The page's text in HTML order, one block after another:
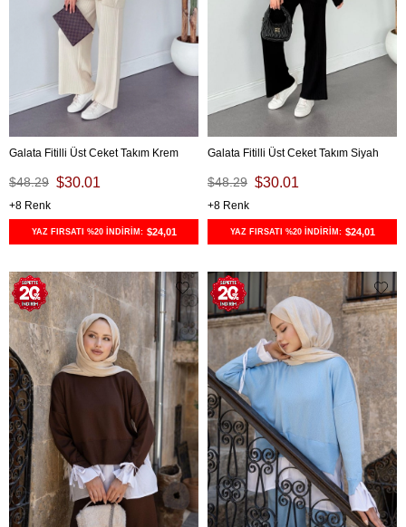
Galata Fitilli Üst Ceket Takım Krem
$30.01
$48.29
8
YAZ FIRSATI %20 İNDİRİM: $24,01
Galata Fitilli Üst Ceket Takım Siyah
$30.01
$48.29
8
YAZ FIRSATI %20 İNDİRİM: $24,01